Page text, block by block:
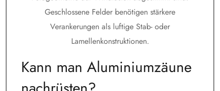
Geschlossene Felder benötigen stärkere
Verankerungen als luftige Stab- oder
Lamellenkonstruktionen.
Kann man Aluminiumzäune